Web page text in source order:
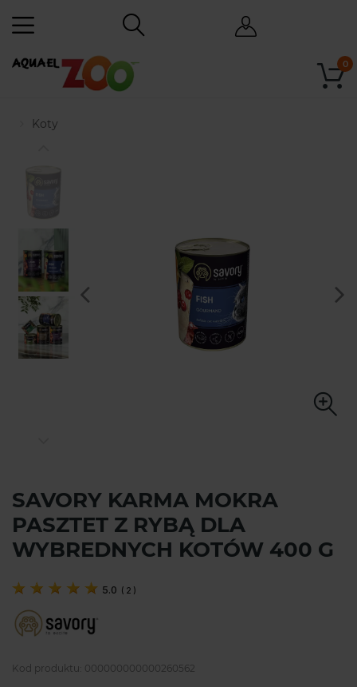
0
Koty
SAVORY KARMA MOKRA
PASZTET Z RYBĄ DLA
WYBREDNYCH KOTÓW 400 G
5.0 ( 2 )
Kod produktu: 000000000000260562